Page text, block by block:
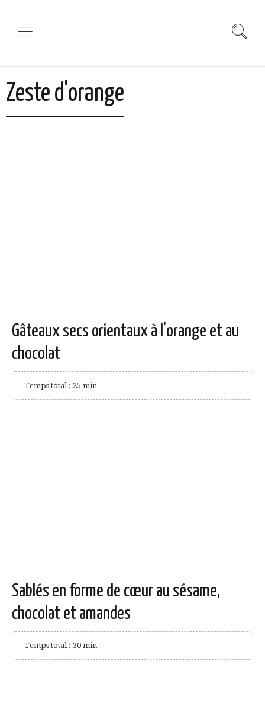
Zeste d'orange
Gâteaux secs orientaux à l’orange et au
chocolat
Temps total : 25 min
Sablés en forme de cœur au sésame,
chocolat et amandes
Temps total : 30 min